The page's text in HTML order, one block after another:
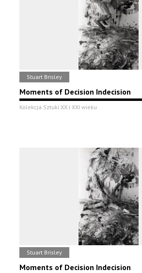
Stuart Brisley
Moments of Decision Indecision
Kolekcja Sztuki XX i XXI wieku
Stuart Brisley
Moments of Decision Indecision